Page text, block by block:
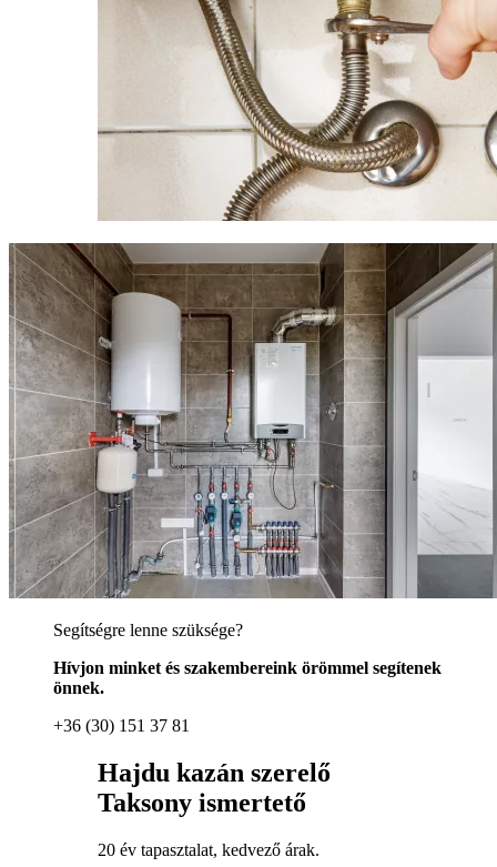
Segítségre lenne szüksége?
Hívjon minket és szakembereink örömmel segítenek
önnek.
+36 (30) 151 37 81
Hajdu kazán szerelő
Taksony ismertető
20 év tapasztalat, kedvező árak.